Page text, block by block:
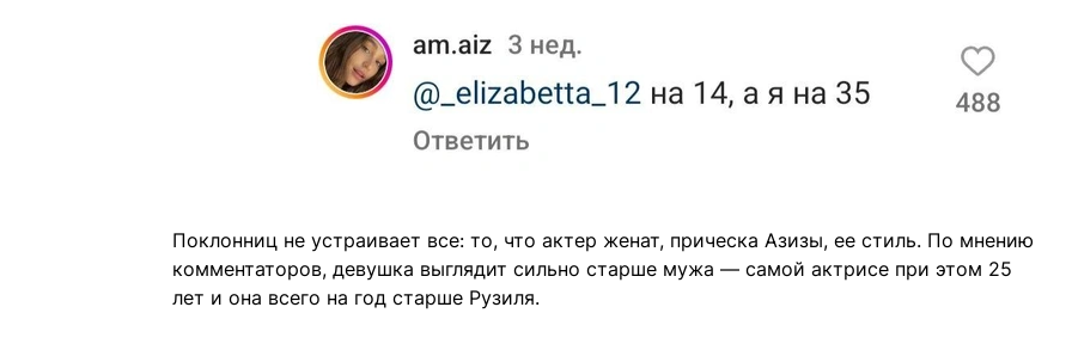
Поклонниц не устраивает все: то, что актер женат, прическа Азизы, ее стиль. По мнению
комментаторов, девушка выглядит сильно старше мужа — самой актрисе при этом 25
лет и она всего на год старше Рузиля.